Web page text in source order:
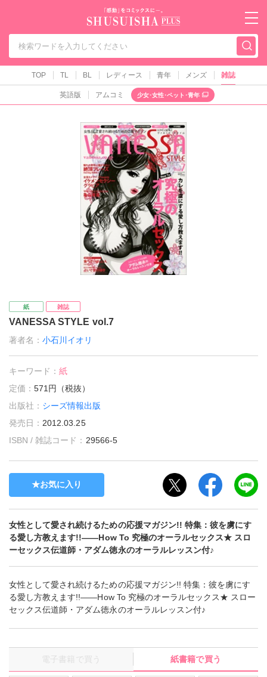
秋水社PLUS（テ
TOP TL BL レディース 青年 メンズ 雑誌
英語版 アムコミ 少女･女性･ペット･青年
紙 雑誌
VANESSA STYLE vol.7
著者名：小石川イオリ
キーワード：紙
定価：571円（税抜）
出版社： シーズ情報出版
発売日： 2012.03.25
ISBN / 雑誌コード： 29566-5
お気に入り
女性として愛され続けるための応援マガジン!! 特集：彼を虜にす
る愛し方教えます!!――How To 究極のオーラルセックス★ スロ
ーセックス伝道師・アダム徳永のオーラルレッスン付♪
女性として愛され続けるための応援マガジン!! 特集：彼を虜にす
る愛し方教えます!!――How To 究極のオーラルセックス★ スロー
セックス伝道師・アダム徳永のオーラルレッスン付♪
電子書籍で買う 紙書籍で買う